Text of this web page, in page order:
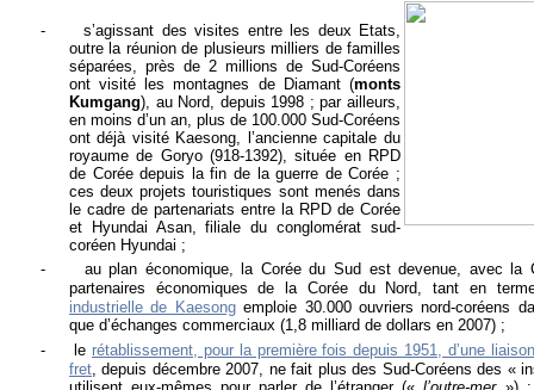
-
s’agissant des visites entre les deux Etats,
outre la réunion de plusieurs milliers de familles
séparées, près de 2 millions de Sud-Coréens
ont visité les montagnes de Diamant (monts
Kumgang), au Nord, depuis 1998 ; par ailleurs,
en moins d’un an, plus de 100.000 Sud-Coréens
ont déjà visité Kaesong, l’ancienne capitale du
royaume de Goryo (918-1392), située en RPD
de Corée depuis la fin de la guerre de Corée ;
ces deux projets touristiques sont menés dans
le cadre de partenariats entre la RPD de Corée
et Hyundai Asan, filiale du conglomérat sud-
coréen Hyundai ;
-
au plan économique, la Corée du Sud est devenue, avec la
partenaires économiques de la Corée du Nord, tant en
industrielle de Kaesong emploie 30.000 ouvriers nord-coréens
que d’échanges commerciaux (1,8 milliard de dollars en 2007) ;
-
le rétablissement, pour la première fois depuis 1951, d’une
fret , depuis décembre 2007, ne fait plus des Sud-Coréens des «